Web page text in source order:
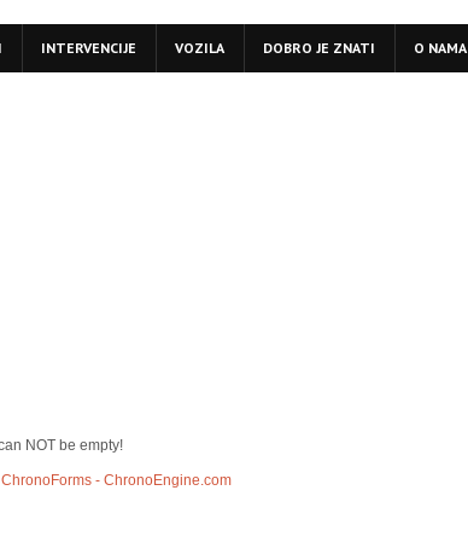
INTERVENCIJE VOZILA DOBRO JE ZNATI O NAMA
NOT be empty!
- ChronoEngine.com